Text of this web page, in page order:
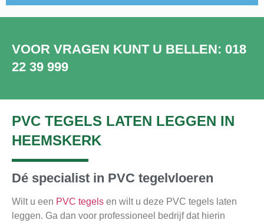
VOOR VRAGEN KUNT U BELLEN: 018
22 39 999
PVC TEGELS LATEN LEGGEN IN
HEEMSKERK
Dé specialist in PVC tegelvloeren
Wilt u een PVC tegels en wilt u deze PVC tegels laten
leggen. Ga dan voor professioneel bedrijf dat hierin